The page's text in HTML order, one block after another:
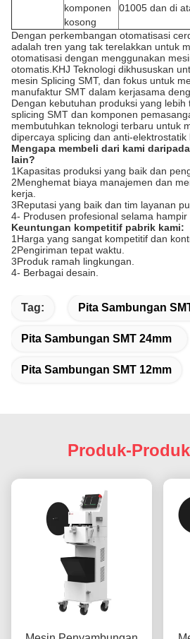
komponen
kosong
01005 dan di
Dengan perkembangan otomatisasi
adalah tren yang tak terelakkan untuk
otomatisasi dengan menggunakan
otomatis.KHJ Teknologi dikhususkan
mesin Splicing SMT, dan fokus untuk
manufaktur SMT dalam kerjasama
Dengan kebutuhan produksi yang
splicing SMT dan komponen
membutuhkan teknologi terbaru untuk
dipercaya splicing dan anti-elektrostatik
Mengapa membeli dari kami
lain?
1Kapasitas produksi yang baik dan
2Menghemat biaya manajemen dan
kerja.
3Reputasi yang baik dan tim layanan
4- Produsen profesional selama hampir
Keuntungan kompetitif pabrik kami:
1Harga yang sangat kompetitif dan
2Pengiriman tepat waktu.
3Produk ramah lingkungan.
4- Berbagai desain.
Tag: Pita Sambungan
Pita Sambungan SMT 24mm
Pita Sambungan SMT 12mm
Produk-